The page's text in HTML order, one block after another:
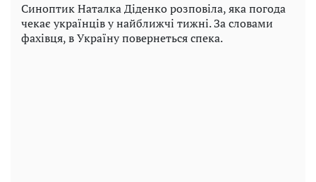
Синоптик Наталка Діденко розповіла, яка погода
чекає українців у найближчі тижні. За словами
фахівця, в Україну повернеться спека.